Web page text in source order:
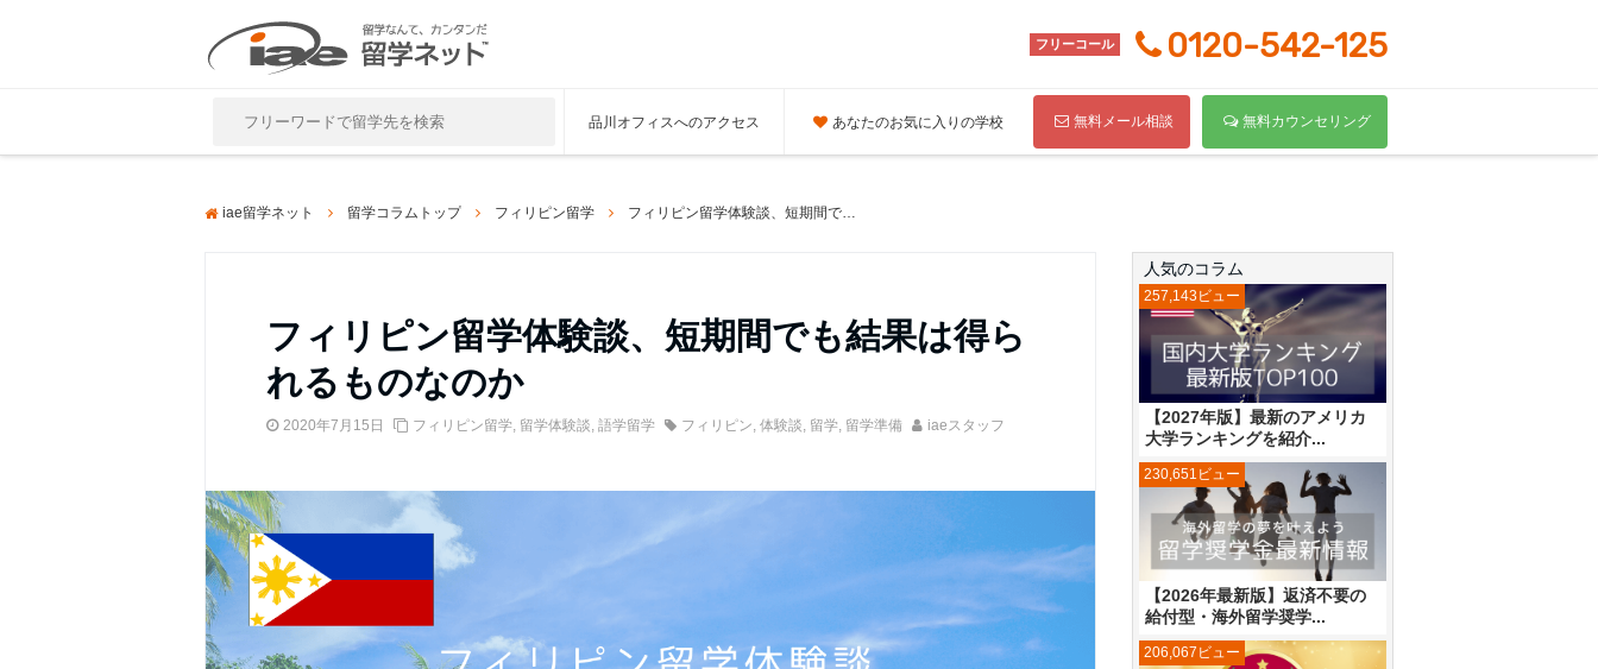
フリーコール 0120-542-125
品川オフィスへのアクセス あなたのお気に入りの学校 無料メール相談 無料カウンセリング
iae留学ネット 留学コラムトップ フィリピン留学 フィリピン留学体験談、短期間でも結果は得られるものなのか
フィリピン留学体験談、短期間でも結果は得ら
れるものなのか
2020年7月15日 フィリピン留学, 留学体験談, 語学留学 フィリピン, 体験談, 留学, 留学準備 iaeスタッフ
人気のコラム
【2027年版】最新のアメリカ
大学ランキングを紹介...
257,143ビュー
【2026年最新版】返済不要の
給付型・海外留学奨学...
230,651ビュー
206,067ビュー